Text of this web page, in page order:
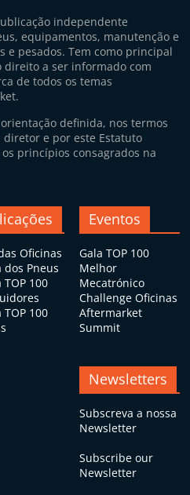
independente
equipamentos, manutenção e
e pesados. Tem como principal
a ser informado com
de todos os temas
definida, nos termos
e por este Estatuto
princípios consagrados na
Oficinas
dos Pneus
TOP 100
TOP 100
Eventos
Gala TOP 100
Melhor
Mecatrónico
Challenge Oficinas
Aftermarket
Summit
Newsletters
Subscreva a nossa
Newsletter
Subscribe our
Newsletter